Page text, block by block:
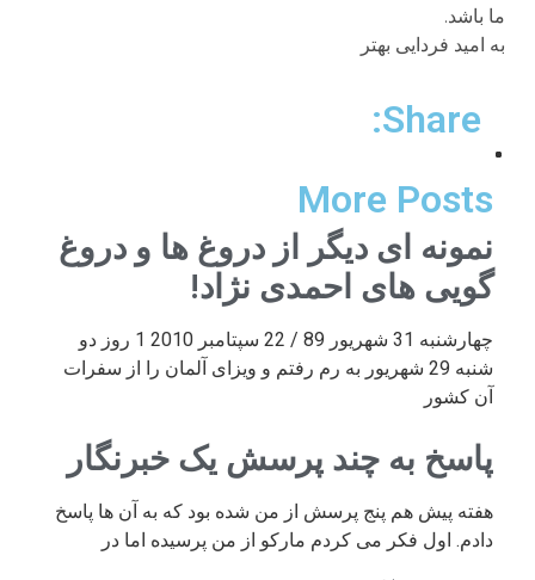
ما باشد.
به امید فردایی بهتر
Share:
More Posts
نمونه ای دیگر از دروغ ها و دروغ
گویی های احمدی نژاد!
چهارشنبه 31 شهریور 89 / 22 سپتامبر 2010 1 روز دو
شنبه 29 شهریور به رم رفتم و ویزای آلمان را از سفرات
آن کشور
پاسخ به چند پرسش یک خبرنگار
هفته پیش هم پنج پرسش از من شده بود که به آن ها پاسخ
دادم. اول فکر می کردم مارکو از من پرسیده اما در